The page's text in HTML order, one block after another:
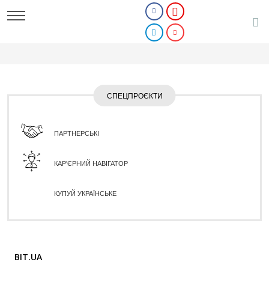
СПЕЦПРОЄКТИ
ПАРТНЕРСЬКІ
КАР'ЄРНИЙ НАВІГАТОР
КУПУЙ УКРАЇНСЬКЕ
BIT.UA